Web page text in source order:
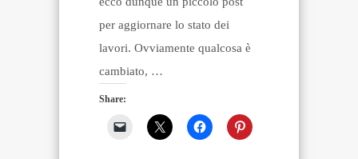
per aggiornare lo stato dei
lavori. Ovviamente qualcosa è
cambiato, …
Share: